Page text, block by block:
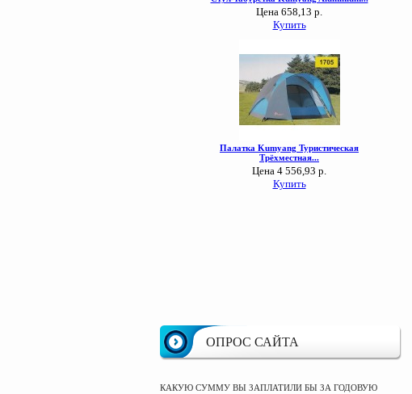
ОПРОС САЙТА
КАКУЮ СУММУ ВЫ ЗАПЛАТИЛИ БЫ ЗА ГОДОВУЮ